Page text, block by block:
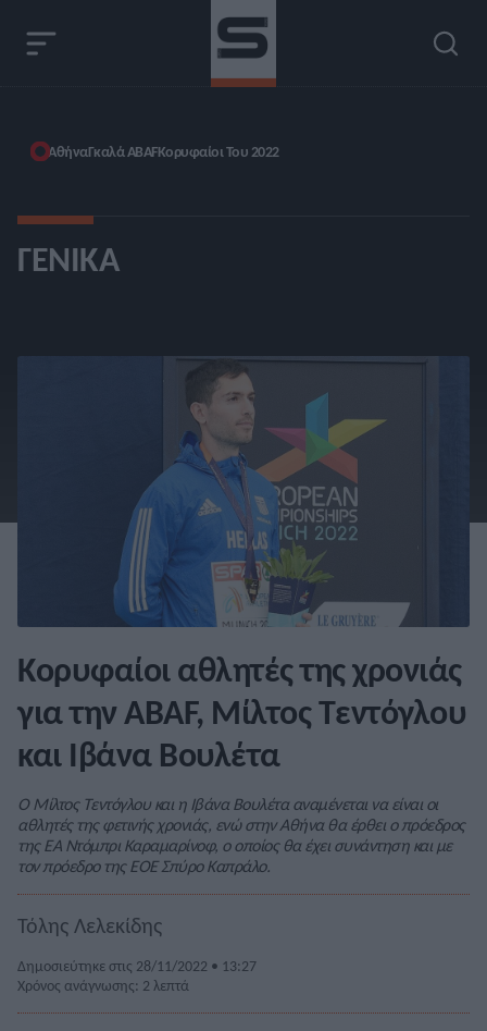
ΑθήναΓκαλά ABAFΚορυφαίοι Του 2022
ΓΕΝΙΚΆ
Κορυφαίοι αθλητές της χρονιάς
για την ABAF, Μίλτος Τεντόγλου
και Ιβάνα Βουλέτα
Ο Μίλτος Τεντόγλου και η Ιβάνα Βουλέτα αναμένεται να είναι οι
αθλητές της φετινής χρονιάς, ενώ στην Αθήνα θα έρθει ο πρόεδρος
της ΕΑ Ντόμπρι Καραμαρίνοφ, ο οποίος θα έχει συνάντηση και με
τον πρόεδρο της ΕΟΕ Σπύρο Καπράλο.
Τόλης Λελεκίδης
Δημοσιεύτηκε στις 28/11/2022 • 13:27
Χρόνος ανάγνωσης: 2 λεπτά